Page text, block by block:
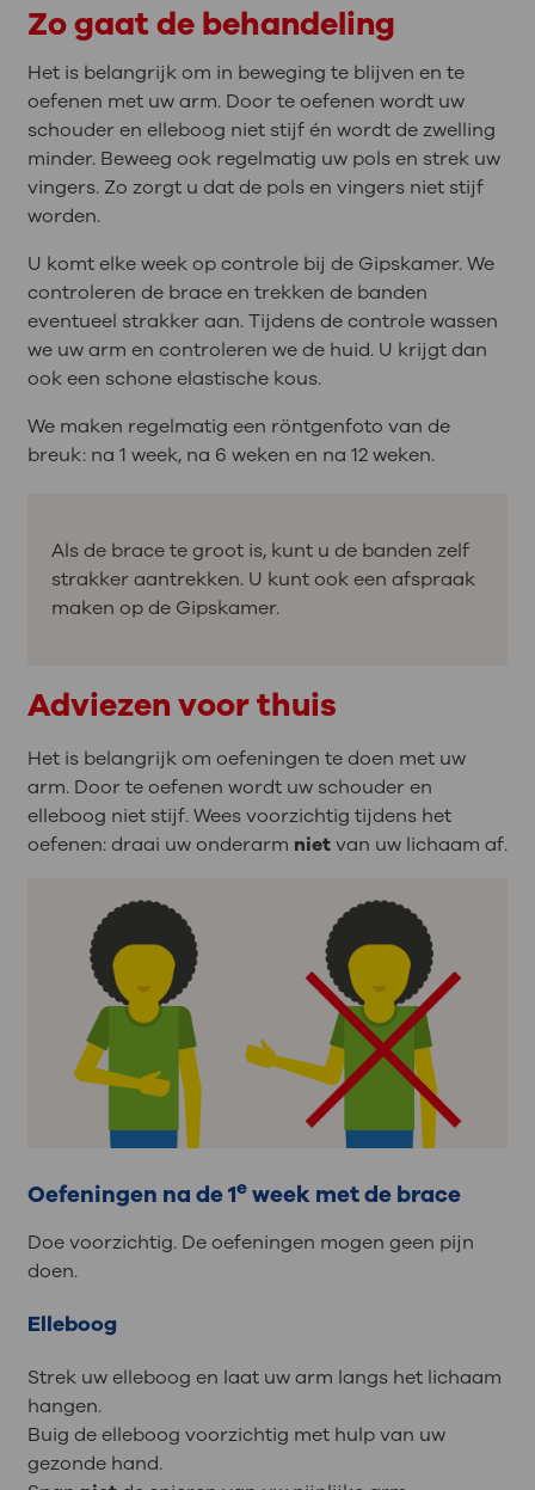
Zo gaat de behandeling
Het is belangrijk om in beweging te blijven en te
oefenen met uw arm. Door te oefenen wordt uw
schouder en elleboog niet stijf én wordt de zwelling
minder. Beweeg ook regelmatig uw pols en strek uw
vingers. Zo zorgt u dat de pols en vingers niet stijf
worden.
U komt elke week op controle bij de Gipskamer. We
controleren de brace en trekken de banden
eventueel strakker aan. Tijdens de controle wassen
we uw arm en controleren we de huid. U krijgt dan
ook een schone elastische kous.
We maken regelmatig een röntgenfoto van de
breuk: na 1 week, na 6 weken en na 12 weken.
Als de brace te groot is, kunt u de banden zelf
strakker aantrekken. U kunt ook een afspraak
maken op de Gipskamer.
Adviezen voor thuis
Het is belangrijk om oefeningen te doen met uw
arm. Door te oefenen wordt uw schouder en
elleboog niet stijf. Wees voorzichtig tijdens het
oefenen: draai uw onderarm nietvan uw lichaam af.
Oefeningen na de 1eweek met de brace
Doe voorzichtig. De oefeningen mogen geen pijn
doen.
Elleboog
Strek uw elleboog en laat uw arm langs het lichaam
hangen.
Buig de elleboog voorzichtig met hulp van uw
gezonde hand.